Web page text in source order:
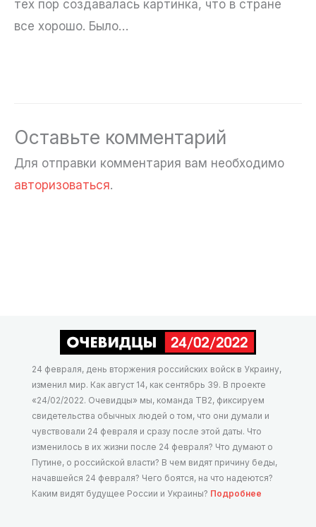
тех пор создавалась картинка, что в стране
все хорошо. Было…
Оставьте комментарий
Для отправки комментария вам необходимо
авторизоваться.
24 февраля, день вторжения российских войск в Украину,
изменил мир. Как август 14, как сентябрь 39. В проекте
«24/02/2022. Очевидцы» мы, команда ТВ2, фиксируем
свидетельства обычных людей о том, что они думали и
чувствовали 24 февраля и сразу после этой даты. Что
изменилось в их жизни после 24 февраля? Что думают о
Путине, о российской власти? В чем видят причину беды,
начавшейся 24 февраля? Чего боятся, на что надеются?
Каким видят будущее России и Украины? Подробнее